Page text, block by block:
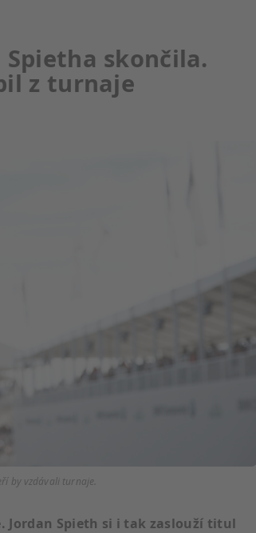
skončila.
z turnaje
by vzdávali turnaje.
Jordan Spieth si i tak zaslouží titul